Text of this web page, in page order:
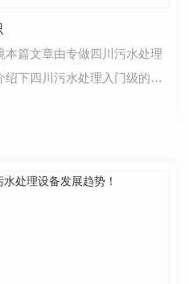
篇文章由专做四川污水处理
下四川污水处理入门级的干
水处理基本原理简单而…